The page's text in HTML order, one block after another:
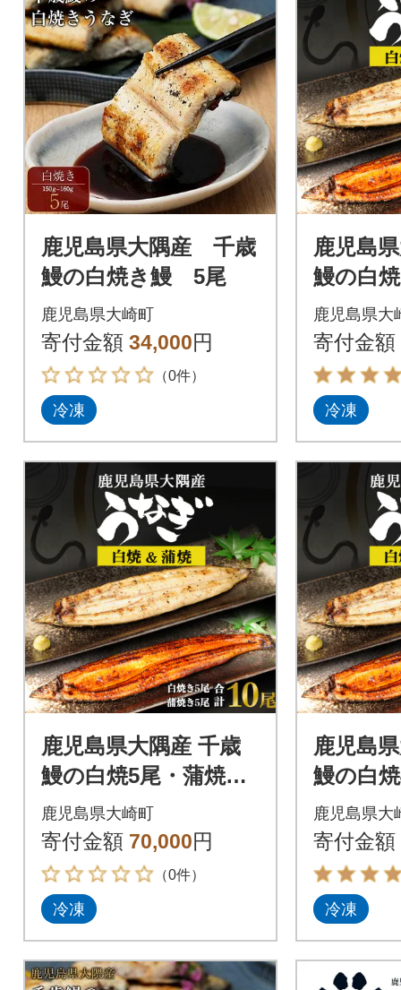
鹿児島県大隅産 千歳
鰻の白焼き鰻 5尾
鹿児島県大崎町
寄付金額 34,000円
（0件）
冷凍
鹿児島県
鰻の白
尾 合計
鹿児島県大
寄付金額
冷凍
鹿児島県大隅産 千歳
鰻の白焼5尾・蒲焼き5
尾 合計10尾
鹿児島県大崎町
寄付金額 70,000円
（0件）
冷凍
鹿児島県
鰻の白
尾
鹿児島県大
寄付金額
冷凍